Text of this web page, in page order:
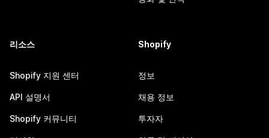
리소스
Shopify 지원 센터
API 설명서
Shopify 커뮤니티
Shopify
정보
채용 정보
투자자